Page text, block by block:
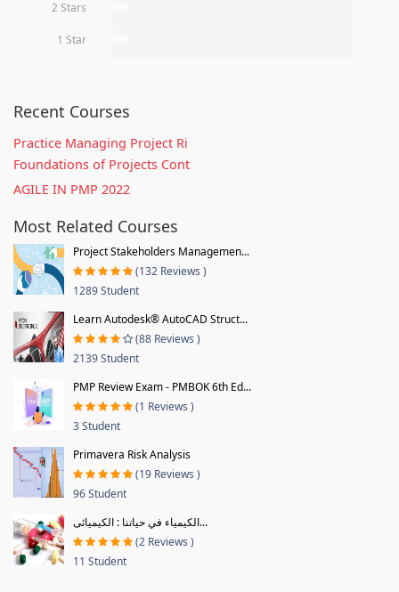
2 Stars
1 Star
Recent Courses
Practice Managing Project Ri
Foundations of Projects Cont
AGILE IN PMP 2022
Most Related Courses
Project Stakeholders Managemen...
(132 Reviews )
1289 Student
Learn Autodesk® AutoCAD Struct...
(88 Reviews )
2139 Student
PMP Review Exam - PMBOK 6th Ed...
(1 Reviews )
3 Student
Primavera Risk Analysis
(19 Reviews )
96 Student
الكيمياء في حياتنا : الكيميائى...
(2 Reviews )
11 Student